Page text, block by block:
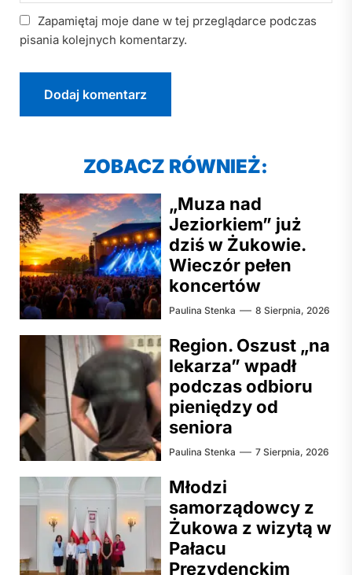
Zapamiętaj moje dane w tej przeglądarce podczas
pisania kolejnych komentarzy.
ZOBACZ RÓWNIEŻ:
„Muza nad
Jeziorkiem” już
dziś w Żukowie.
Wieczór pełen
koncertów
Paulina Stenka 8 Sierpnia, 2026
Region. Oszust „na
lekarza” wpadł
podczas odbioru
pieniędzy od
seniora
Paulina Stenka 7 Sierpnia, 2026
Młodzi
samorządowcy z
Żukowa z wizytą w
Pałacu
Prezydenckim